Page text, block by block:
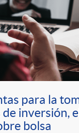
para la
de inversión,
bolsa